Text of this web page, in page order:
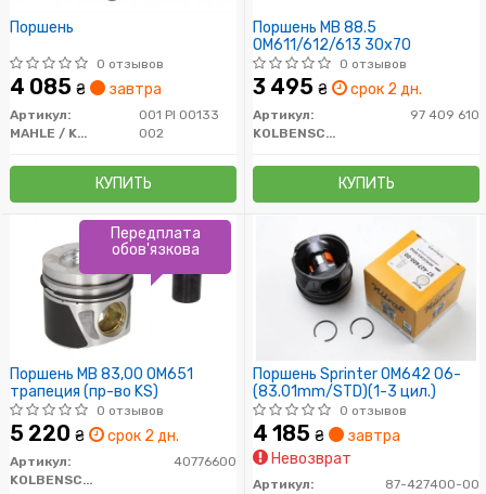
Поршень
0 отзывов
4 085 ₴ завтра
Артикул:
001 PI 00133
002
MAHLE / KNECHT
КУПИТЬ
Поршень MB 88.5
OM611/612/613 30x70
0 отзывов
3 495 ₴ срок 2 дн.
Артикул:
97 409 610
KOLBENSCHMIDT
КУПИТЬ
Поршень MB 83,00 OM651
трапеция (пр-во KS)
0 отзывов
5 220 ₴ срок 2 дн.
Артикул:
40776600
KOLBENSCHMIDT
Передплата
обов'язкова
Поршень Sprinter OM642 06-
(83.01mm/STD)(1-3 цил.)
0 отзывов
4 185 ₴
завтра
Невозврат
Артикул:
87-427400-00